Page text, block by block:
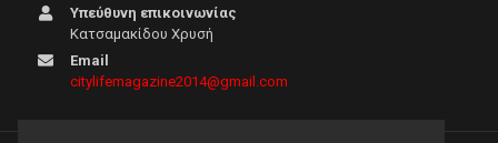
Υπεύθυνη επικοινωνίας
Κατσαμακίδου Χρυσή
Email
citylifemagazine2014@gmail.com